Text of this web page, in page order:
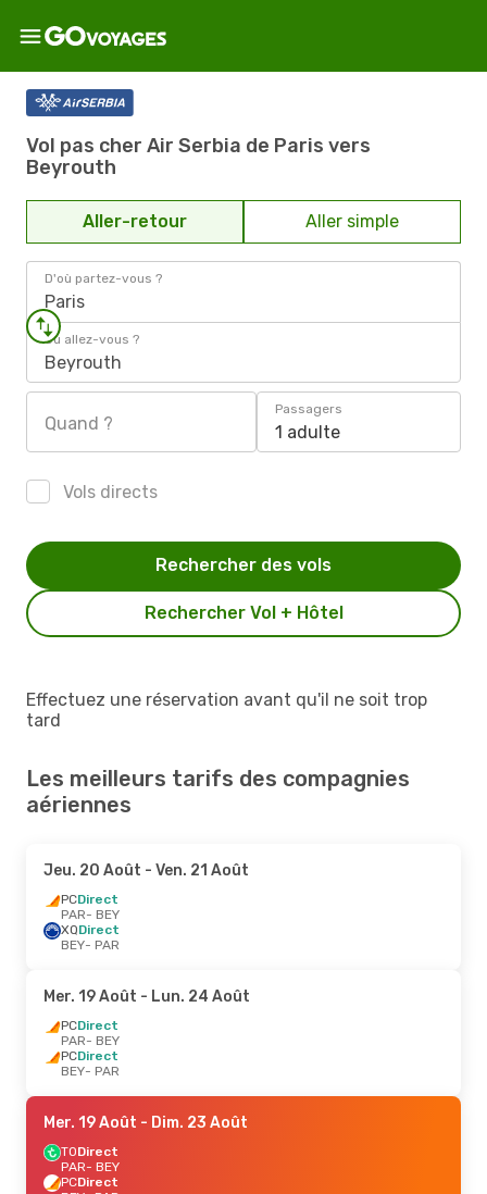
Vol pas cher Air Serbia de Paris vers
Beyrouth
Aller-retour Aller simple
D'où partez-vous ?
Paris
Où allez-vous ?
Beyrouth
Quand ?
Passagers
1 adulte
Vols directs
Rechercher Vol + Hôtel
Rechercher des vols
Effectuez une réservation avant qu'il ne soit trop
tard
Les meilleurs tarifs des compagnies
aériennes
Jeu. 20 Août - Ven. 21 Août
PCDirect
PAR- BEY
XQDirect
BEY- PAR
Mer. 19 Août - Lun. 24 Août
PCDirect
PAR- BEY
PCDirect
BEY- PAR
Mer. 19 Août - Dim. 23 Août
TODirect
PAR- BEY
PCDirect